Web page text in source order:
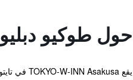
حول طوكيو